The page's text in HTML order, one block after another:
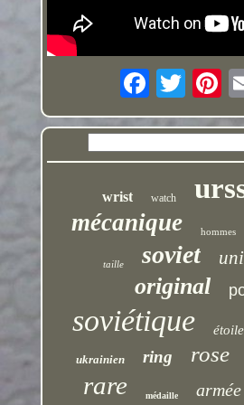
wrist watch
mécanique hommes
taille soviet
original
soviétique étoile
ukrainien ring rose
rare médaille armée